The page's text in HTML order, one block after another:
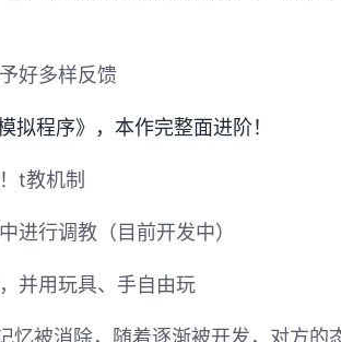
好多样反馈
拟程序》，本作完整面进阶！
t教机制
进行调教（目前开发中）
并用玩具、手自由玩
被消除，随着逐渐被开发，对方的